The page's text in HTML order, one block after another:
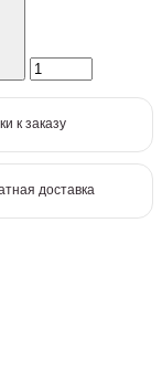
к заказу
доставка